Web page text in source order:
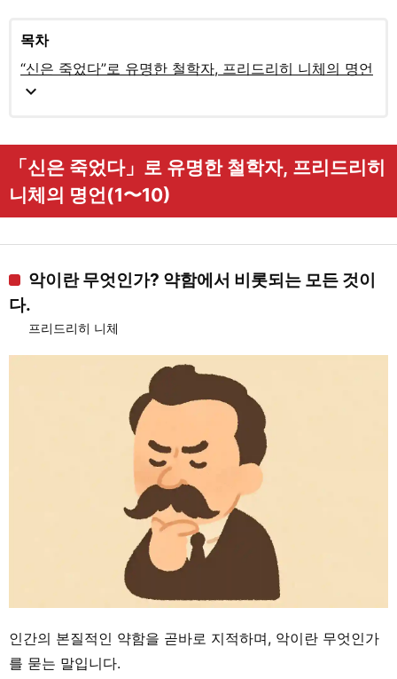
목차
“신은 죽었다”로 유명한 철학자, 프리드리히 니체의 명언
expand_more
「신은 죽었다」로 유명한 철학자, 프리드리히
니체의 명언(1〜10)
악이란 무엇인가? 약함에서 비롯되는 모든 것이
다.
프리드리히 니체
인간의 본질적인 약함을 곧바로 지적하며, 악이란 무엇인가
를 묻는 말입니다.